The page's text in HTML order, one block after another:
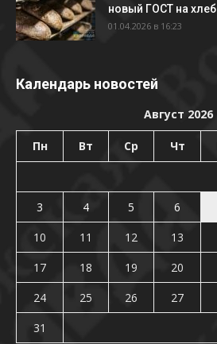
новый ГОСТ на хлеб
01.04.2026 в 16:23
Календарь новостей
Август 2026
Пн Вт Ср Чт
3
4 5 6
10
11 12 13
17
18 19 20
24
25 26 27
31